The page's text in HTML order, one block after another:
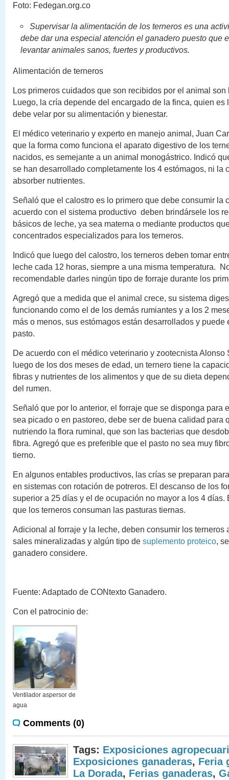
Foto: Fedegan.org.co
Supervisar la alimentación de los terneros es una
debe dar una especial atención el ganadero puesto que
levantar animales sanos, fuertes y productivos.
Alimentación de terneros
Los primeros cuidados que son recibidos por el animal son
Luego, la cría depende del encargado de la finca, quien es
debe velar por su alimentación y bienestar.
El médico veterinario y experto en manejo animal, Juan
que la forma como funciona el aparato digestivo de los
nacidos, es semejante a un animal monogástrico. Indicó
se han desarrollado completamente los 4 estómagos, ni la
absorber nutrientes.
Señaló que el calostro es lo primero que debe consumir la
acuerdo con el sistema productivo deben brindársele los
básicos de leche, ya sea materna o mediante productos
concentrados especializados para los terneros.
Indicó que luego del calostro, los terneros deben tomar
leche cada 12 horas, siempre a una misma temperatura.
recomendable darles ningún tipo de forraje durante los
Agregó que a medida que el animal crece, su sistema
funcionando como el de los demás rumiantes y a los 2
más o menos, sus estómagos están desarrollados y puede
pasto.
De acuerdo con el médico veterinario y zootecnista Alonso
luego de los dos meses de edad, un ternero tiene la
fibras y nutrientes de los alimentos y que de su dieta
del rumen.
Señaló que por lo anterior, el forraje que se disponga para
sea picado o en pastoreo, debe ser de buena calidad para
nutriendo la flora ruminal, que son las bacterias que
fibra. Agregó que es preferible que el pasto no sea muy
tierno.
En algunos entables productivos, las crías se preparan
en sistemas con rotación de potreros. El descanso de los
superior a 25 días y el de ocupación no mayor a los 4 días.
que los terneros consuman las pasturas tiernas.
Adicional al forraje y la leche, deben consumir los terneros
sales mineralizadas y algún tipo de suplemento proteico,
ganadero considere.
Fuente: Adaptado de CONtexto Ganadero.
Con el patrocinio de:
Ventilador aspersor de
agua
Comments (0)
Tags: Exposiciones
Exposiciones ganaderas, Feria
La Dorada, Ferias ganaderas,